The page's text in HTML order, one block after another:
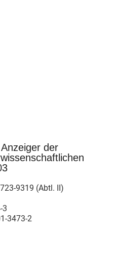
der
9319 (Abtl. II)
3
3473-2